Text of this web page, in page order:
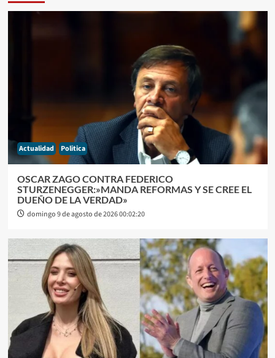
Actualidad Politica
OSCAR ZAGO CONTRA FEDERICO
STURZENEGGER:»MANDA REFORMAS Y SE CREE EL
DUEÑO DE LA VERDAD»
domingo 9 de agosto de 2026 00:02:20